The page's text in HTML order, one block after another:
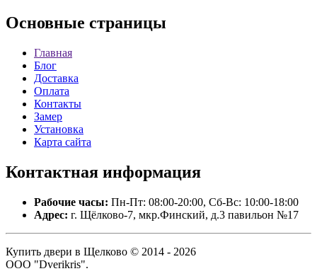
Основные страницы
Главная
Блог
Доставка
Оплата
Контакты
Замер
Установка
Карта сайта
Контактная информация
Рабочие часы: Пн-Пт: 08:00-20:00, Сб-Вс: 10:00-18:00
Адрес: г. Щёлково-7, мкр.Финский, д.3 павильон №17
Купить двери в Щелково © 2014 - 2026
ООО "Dverikris".